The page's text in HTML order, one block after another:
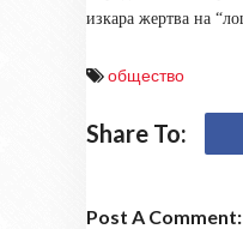
изкара жертва на
общество
Share To:
Post A Comment: